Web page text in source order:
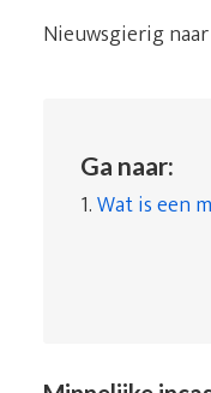
Nieuwsgierig
Ga naar:
1.Wat is een